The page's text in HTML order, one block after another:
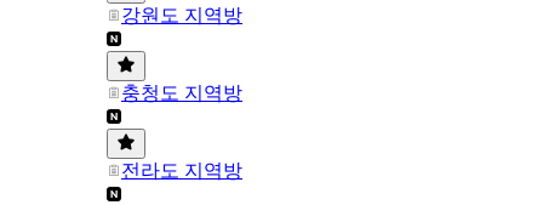
강원도 지역방
충청도 지역방
전라도 지역방